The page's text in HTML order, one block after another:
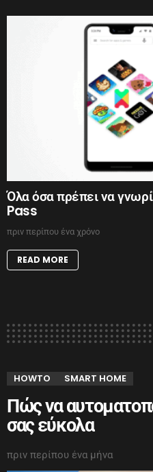
Όλα όσα πρέπει να
Pass
πριν περίπου ένα χρόνο
READ MORE
HOWTO SMART HOME
Πώς να
σας εύκολα
πριν περίπου ένα μήνα